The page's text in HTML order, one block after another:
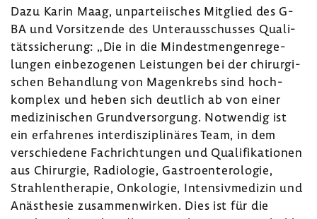
Dazu Karin Maag, unpar­tei­isches Mitglied des G-
BA und Vorsit­zende des Unter­aus­schusses Quali­
täts­si­che­rung: „Die in die Mindest­men­gen­re­ge­
lungen einbe­zo­genen Leis­tungen bei der chir­ur­gi­
schen Behand­lung von Magen­krebs sind hoch­
kom­plex und heben sich deut­lich ab von einer
medi­zi­ni­schen Grund­ver­sor­gung. Notwendig ist
ein erfah­renes inter­dis­zi­pli­näres Team, in dem
verschie­dene Fach­rich­tungen und Quali­fi­ka­tionen
aus Chir­urgie, Radio­logie, Gastro­en­te­ro­logie,
Strah­len­the­rapie, Onko­logie, Inten­siv­me­dizin und
Anäs­thesie zusam­men­wirken. Dies ist für die